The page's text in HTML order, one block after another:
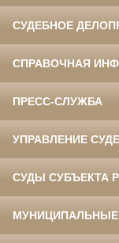
СУДЕБНОЕ
СПРАВОЧНАЯ
ПРЕСС-СЛУЖБА
УПРАВЛЕНИЕ
СУДЫ СУБЪЕКТА